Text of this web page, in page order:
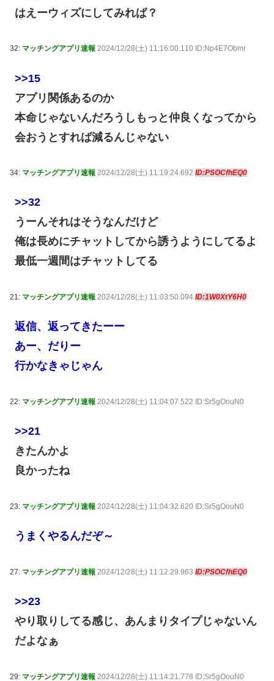
はえーウィズにしてみれば？
32: マッチングアプリ速報 2024/12/28(土) 11:16:00.110 ID:Np4E7Obmr
>>15
アプリ関係あるのか
本命じゃないんだろうしもっと仲良くなってから
会おうとすれば減るんじゃない
34: マッチングアプリ速報 2024/12/28(土) 11:19:24.692 ID:PSOCfhEQ0
>>32
うーんそれはそうなんだけど
俺は長めにチャットしてから誘うようにしてるよ
最低一週間はチャットしてる
21: マッチングアプリ速報 2024/12/28(土) 11:03:50.094 ID:1W0XtY6H0
返信、返ってきたーー
あー、だりー
行かなきゃじゃん
22: マッチングアプリ速報 2024/12/28(土) 11:04:07.522 ID:Sr5gOouN0
>>21
きたんかよ
良かったね
23: マッチングアプリ速報 2024/12/28(土) 11:04:32.620 ID:Sr5gOouN0
うまくやるんだぞ～
27: マッチングアプリ速報 2024/12/28(土) 11:12:29.963 ID:PSOCfhEQ0
>>23
やり取りしてる感じ、あんまりタイプじゃないん
だよなぁ
29: マッチングアプリ速報 2024/12/28(土) 11:14:21.778 ID:Sr5gOouN0